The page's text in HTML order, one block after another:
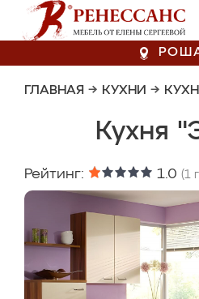
ГЛАВНАЯ → КУХНИ →
Кухня
Рейтинг: 1.0 (1